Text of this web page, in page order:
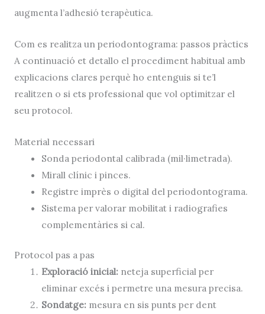
augmenta l’adhesió terapèutica.
Com es realitza un periodontograma: passos pràctics
A continuació et detallo el procediment habitual amb
explicacions clares perquè ho entenguis si te’l
realitzen o si ets professional que vol optimitzar el
seu protocol.
Material necessari
Sonda periodontal calibrada (mil·limetrada).
Mirall clínic i pinces.
Registre imprès o digital del periodontograma.
Sistema per valorar mobilitat i radiografies
complementàries si cal.
Protocol pas a pas
Exploració inicial: neteja superficial per
eliminar excés i permetre una mesura precisa.
Sondatge: mesura en sis punts per dent